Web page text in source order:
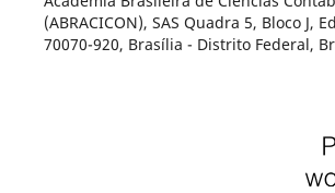
(ABRACICON), SAS Quadra 5, Bloco J,
70070-920, Brasília - Distrito Federal,